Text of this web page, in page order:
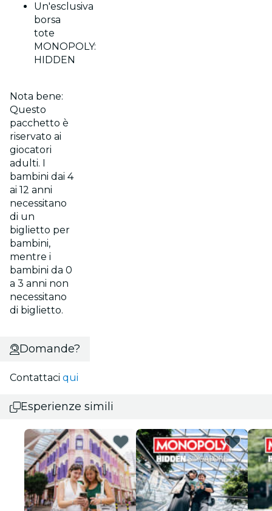
Un'esclusiva
borsa
tote
MONOPOLY:
HIDDEN
Nota bene:
Questo
pacchetto è
riservato ai
giocatori
adulti. I
bambini dai 4
ai 12 anni
necessitano
di un
biglietto per
bambini,
mentre i
bambini da 0
a 3 anni non
necessitano
di biglietto.
Domande?
Contattaci qui
Esperienze simili